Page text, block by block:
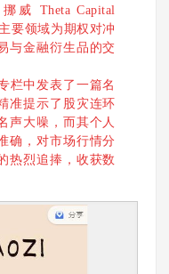
威 Theta Capital
要领域为期权对冲
与金融衍生品的交
栏中发表了一篇名
准提示了股灾连环
声大噪，而其个人
确，对市场行情分
热烈追捧，收获数